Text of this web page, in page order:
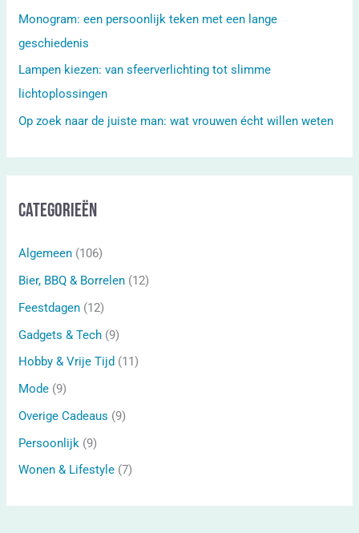
Monogram: een persoonlijk teken met een lange
geschiedenis
Lampen kiezen: van sfeerverlichting tot slimme
lichtoplossingen
Op zoek naar de juiste man: wat vrouwen écht willen weten
Categorieën
Algemeen (106)
Bier, BBQ & Borrelen (12)
Feestdagen (12)
Gadgets & Tech (9)
Hobby & Vrije Tijd (11)
Mode (9)
Overige Cadeaus (9)
Persoonlijk (9)
Wonen & Lifestyle (7)